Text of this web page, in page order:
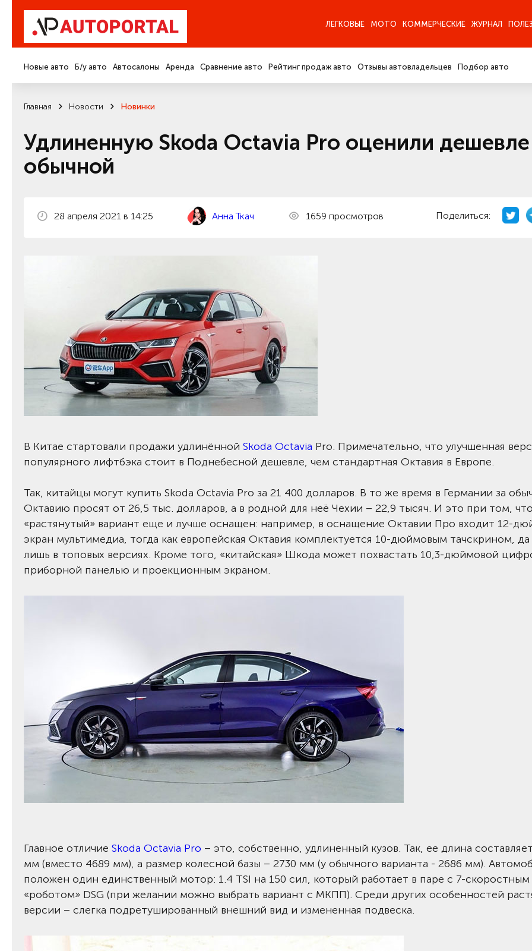
ЛЕГКОВЫЕ МОТО КОММЕРЧЕСКИЕ ЖУРНАЛ
Новые авто Б/у авто Автосалоны Аренда Сравнение авто Рейтинг продаж авто Отзывы автовладельцев Подбор авто
Главная Новости Новинки
Удлиненную Skoda Octavia Pro оценили дешевле
обычной
28 апреля 2021 в 14:25 Анна Ткач 1659 просмотров Поделиться:
В Китае стартовали продажи удлинённой Skoda Octavia Pro. Примечательно, что улучшенная
популярного лифтбэка стоит в Поднебесной дешевле, чем cтандартная Октавия в Европе.
Так, китайцы могут купить Skoda Octavia Pro за 21 400 долларов. В то же время в Германии за
Октавию просят от 26,5 тыс. долларов, а в родной для неё Чехии – 22,9 тысяч. И это при том,
«растянутый» вариант еще и лучше оснащен: например, в оснащение Октавии Про входит 12-
экран мультимедиа, тогда как европейская Октавия комплектуется 10-дюймовым тачскрином,
лишь в топовых версиях. Кроме того, «китайская» Шкода может похвастать 10,3-дюймовой
приборной панелью и проекционным экраном.
Главное отличие Skoda Octavia Pro – это, собственно, удлиненный кузов. Так, ее длина
мм (вместо 4689 мм), а размер колесной базы – 2730 мм (у обычного варианта - 2686 мм).
положен один единственный мотор: 1.4 TSI на 150 сил, который работает в паре с 7-скоростным
«роботом» DSG (при желании можно выбрать вариант с МКПП). Среди других особенностей
версии – слегка подретушированный внешний вид и измененная подвеска.